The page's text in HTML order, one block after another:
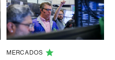
MERCADOS